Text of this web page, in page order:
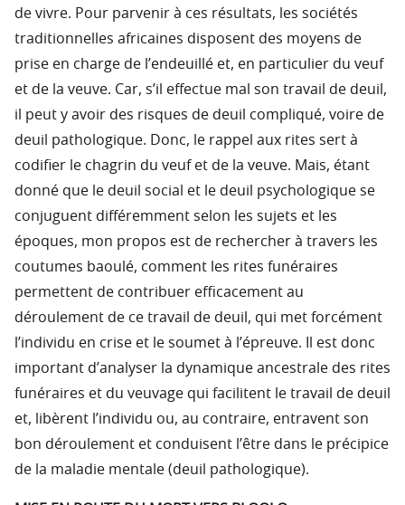
de vivre. Pour parvenir à ces résultats, les sociétés
traditionnelles africaines disposent des moyens de
prise en charge de l’endeuillé et, en particulier du veuf
et de la veuve. Car, s’il effectue mal son travail de deuil,
il peut y avoir des risques de deuil compliqué, voire de
deuil pathologique. Donc, le rappel aux rites sert à
codifier le chagrin du veuf et de la veuve. Mais, étant
donné que le deuil social et le deuil psychologique se
conjuguent différemment selon les sujets et les
époques, mon propos est de rechercher à travers les
coutumes baoulé, comment les rites funéraires
permettent de contribuer efficacement au
déroulement de ce travail de deuil, qui met forcément
l’individu en crise et le soumet à l’épreuve. Il est donc
important d’analyser la dynamique ancestrale des rites
funéraires et du veuvage qui facilitent le travail de deuil
et, libèrent l’individu ou, au contraire, entravent son
bon déroulement et conduisent l’être dans le précipice
de la maladie mentale (deuil pathologique).